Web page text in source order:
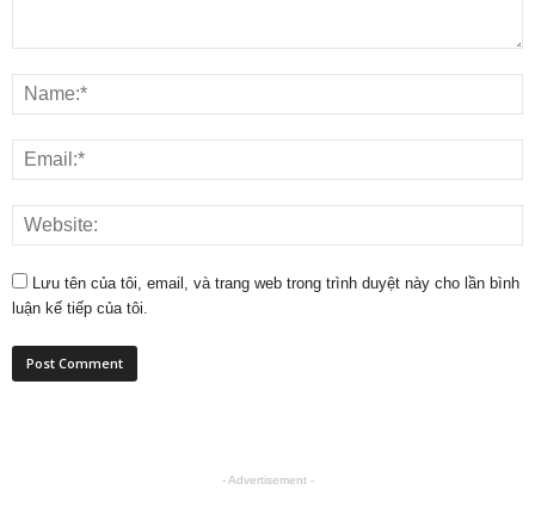
Lưu tên của tôi, email, và trang web trong trình duyệt này cho lần bình
luận kế tiếp của tôi.
- Advertisement -